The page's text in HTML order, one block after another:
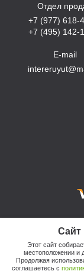
Сайт
Этот сайт
местоположении и
Продолжая
соглашаетесь с
Отдел
+7 (977) 618-
+7 (495) 142-
E-mail